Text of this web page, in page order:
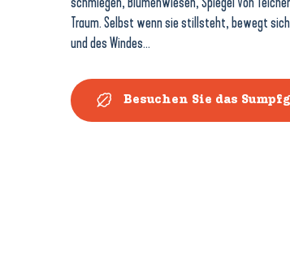
Traum. Selbst wenn sie stillsteht, bewegt
und des Windes…
Besuchen Sie das